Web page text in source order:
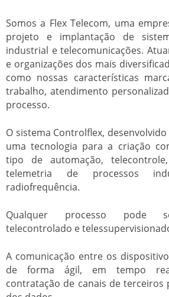
Somos a Flex Telecom, uma
projeto e implantação de
industrial e telecomunicações.
e organizações dos mais
como nossas características
trabalho, atendimento
processo.
O sistema Controlflex, desenvolvido
uma tecnologia para a criação
tipo de automação,
telemetria de processos
radiofrequência.
Qualquer processo pode
telecontrolado e
A comunicação entre os
de forma ágil, em tempo
contratação de canais de terceiros